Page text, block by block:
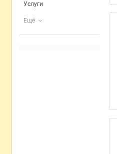
Услуги
Ещё